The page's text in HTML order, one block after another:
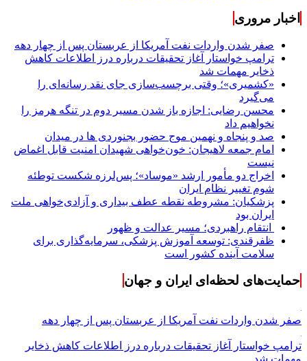
اخبار مروری
صفر شدن واردات نفت آمریکا از عربستان پس از چهار دهه
ترامپ خواستار آغاز تحقیقات درباره درز اطلاعات کاهش
ذخایر مهمات شد
«کشمیری»؛ وقتی برچسب‌سازی جای نقد رسانه‌ای را
می‌گیرد
محسن رضایی: اجازه باز شدن مسیر دوم در تنگه هرمز را
نخواهیم داد
صد و پنجاه و نهمین موج حضور بجنوردی ها در میدان
امام جمعه لاهیجان: خون‌خواهی شهیدان امنیت قابل اغماض
نیست
اخراج دو مأمور ارشد «موساد»؛ پس‌لرزه شکست توطئه
شوم تغییر نظام ایران
پزشکیان: مشروطه نقطه عطف بیداری و آزادی‌خواهی ملت
ایران بود
انتقام راهبردی؛ مسیر عدالت و ظهور
ظفرقندی: توسعه آموزش پزشکی، سرمایه‌گذاری برای
سلامت آینده کشور است
حمایت‌های لحظه‌ای ایران و جهان
صفر شدن واردات نفت آمریکا از عربستان پس از چهار دهه
ترامپ خواستار آغاز تحقیقات درباره درز اطلاعات کاهش ذخایر
مهمات شد